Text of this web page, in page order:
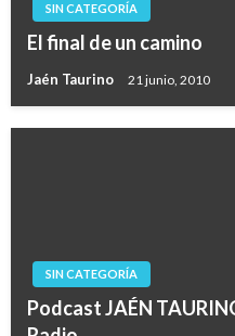
SIN CATEGORÍA
El final de un camino
Jaén Taurino 21 junio, 2010
SIN CATEGORÍA
Podcast JAÉN